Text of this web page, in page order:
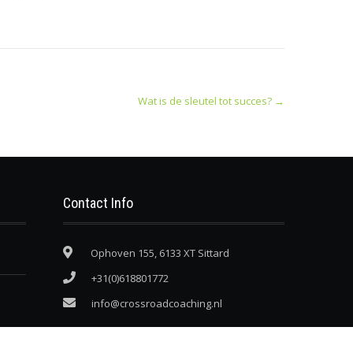
Wat is de sleutel tot succes? →
Contact Info
Ophoven 155, 6133 XT Sittard
+31(0)618801772
info@crossroadcoaching.nl